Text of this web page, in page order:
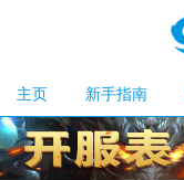
主页 新手指南